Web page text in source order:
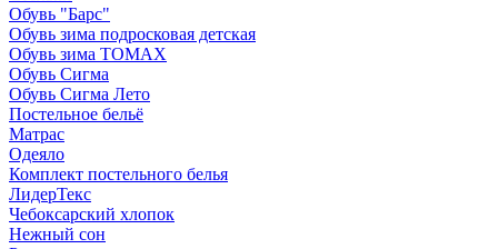
Обувь "Барс"
Обувь зима подросковая детская
Обувь зима ТОМАХ
Обувь Сигма
Обувь Сигма Лето
Постельное бельё
Матрас
Одеяло
Комплект постельного белья
ЛидерТекс
Чебоксарский хлопок
Нежный сон